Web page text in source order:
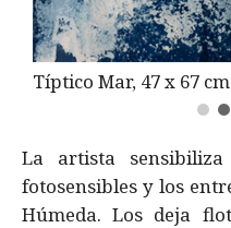
Típtico Mar, 47 x 67 cm
La artista sensibiliza
fotosensibles y los
Húmeda. Los deja